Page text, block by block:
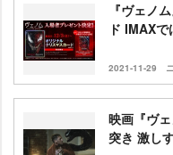
『ヴェノ
ド IMAX
2021-11-29
映画『ヴ
突き 激し